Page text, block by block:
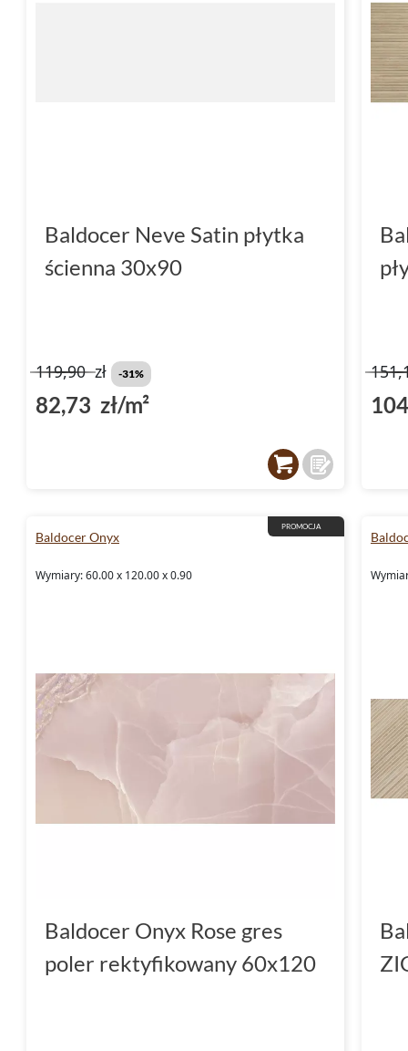
Baldocer Neve Satin płytka
ścienna 30x90
119,90zł -31%
82,73 zł/m²
PROMOCJA
Baldocer Onyx
Wymiary: 60.00 x 120.00 x 0.90
Baldocer Onyx Rose gres
poler rektyfikowany 60x120